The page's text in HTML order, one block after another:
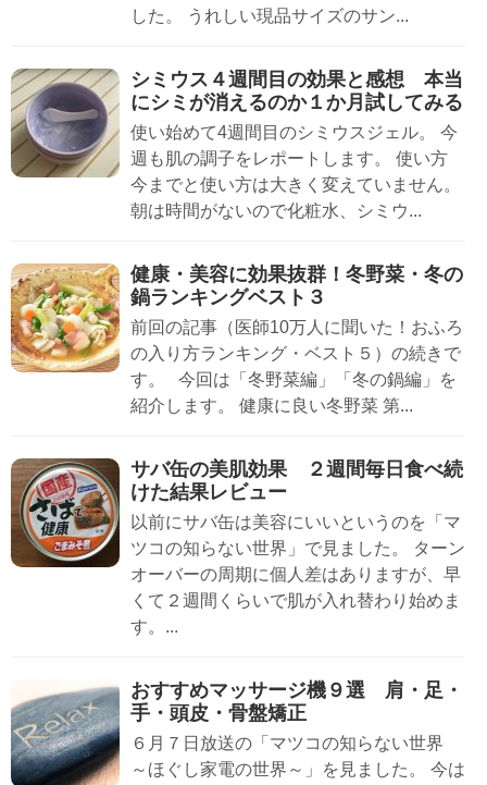
した。 うれしい現品サイズのサン...
シミウス４週間目の効果と感想 本当
にシミが消えるのか１か月試してみる
使い始めて4週間目のシミウスジェル。 今
週も肌の調子をレポートします。 使い方
今までと使い方は大きく変えていません。
朝は時間がないので化粧水、シミウ...
健康・美容に効果抜群！冬野菜・冬の
鍋ランキングベスト３
前回の記事（医師10万人に聞いた！おふろ
の入り方ランキング・ベスト５）の続きで
す。 今回は「冬野菜編」「冬の鍋編」を
紹介します。 健康に良い冬野菜 第...
サバ缶の美肌効果 ２週間毎日食べ続
けた結果レビュー
以前にサバ缶は美容にいいというのを「マ
ツコの知らない世界」で見ました。 ターン
オーバーの周期に個人差はありますが、早
くて２週間くらいで肌が入れ替わり始めま
す。...
おすすめマッサージ機９選 肩・足・
手・頭皮・骨盤矯正
６月７日放送の「マツコの知らない世界
～ほぐし家電の世界～」を見ました。 今は